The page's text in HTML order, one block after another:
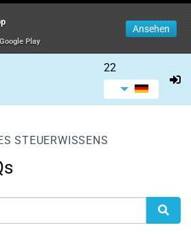
Play
Ansehen
22
STEUERWISSENS